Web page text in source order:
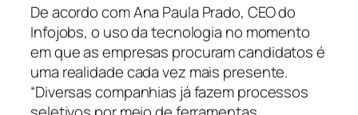
De acordo com Ana Paula Prado, CEO do
Infojobs, o uso da tecnologia no momento
em que as empresas procuram candidatos é
uma realidade cada vez mais presente.
“Diversas companhias já fazem processos